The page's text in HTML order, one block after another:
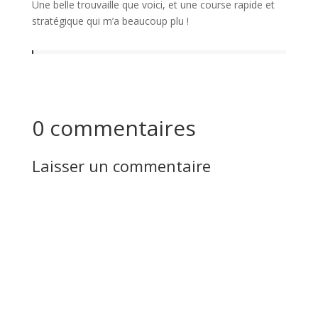
Une belle trouvaille que voici, et une course rapide et
stratégique qui m’a beaucoup plu !
0 commentaires
Laisser un commentaire